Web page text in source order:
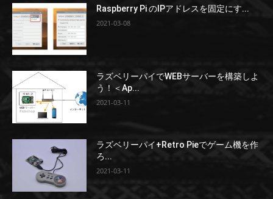
Raspberry Pi のIPアドレスを固定にす...
2021-03-08
ラズベリーパイでWEBサーバーを構築しよ
う！＜Ap...
2021-03-11
ラズベリーパイ+Retro Pieでゲーム機を作
ろ...
2021-03-11